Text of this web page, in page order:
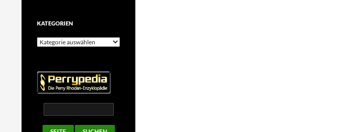
KATEGORIEN
Kategorien